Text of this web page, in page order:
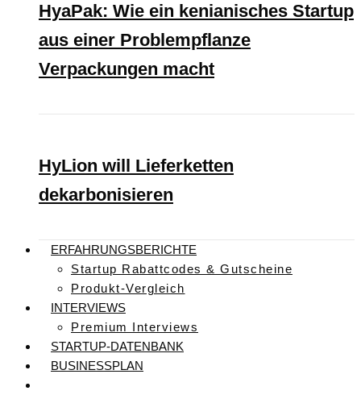
HyaPak: Wie ein kenianisches Startup
aus einer Problempflanze
Verpackungen macht
HyLion will Lieferketten
dekarbonisieren
ERFAHRUNGSBERICHTE
Startup Rabattcodes & Gutscheine
Produkt-Vergleich
INTERVIEWS
Premium Interviews
STARTUP-DATENBANK
BUSINESSPLAN